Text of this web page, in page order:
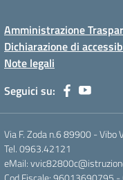
Amministrazione
Dichiarazione di
Note legali
Seguici su:
Via F. Zoda n.6 89900 - Vibo
Tel. 0963.42121
eMail: